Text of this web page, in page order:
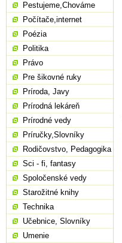
Pestujeme,Chováme
Počítače,internet
Poézia
Politika
Právo
Pre šikovné ruky
Príroda, Javy
Prírodná lekáreň
Prírodné vedy
Príručky,Slovníky
Rodičovstvo, Pedagogika
Sci - fi, fantasy
Spoločenské vedy
Starožitné knihy
Technika
Učebnice, Slovníky
Umenie